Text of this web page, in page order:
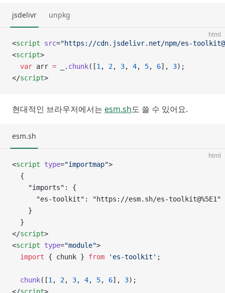
jsdelivr unpkg
html
<script src="https://cdn.jsdelivr.net/npm/es-
<script>
  var
arr = _. chunk([1 , 2, 3, 4, 5, 6], 3);
</script>
현대적인 브라우저에서는 esm.sh도 쓸 수 있어요.
esm.sh
html
<script type="importmap">
  {
    "imports": {
      "es-toolkit": "https://esm.sh/es-toolkit@%5E1"
    }
  }
</script>
<script type="module">
  import
{ chunk } from 'es-toolkit' ;
  chunk
([1 , 2, 3, 4, 5, 6], 3);